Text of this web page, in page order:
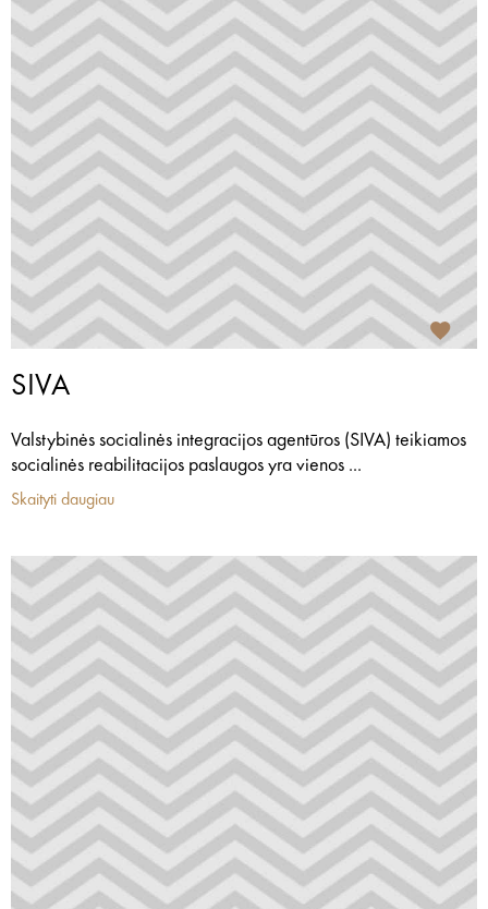
SIVA
Valstybinės socialinės integracijos agentūros (SIVA) teikiamos
socialinės reabilitacijos paslaugos yra vienos ...
Skaityti daugiau